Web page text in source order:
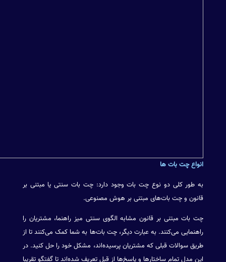
انواع چت بات ها
به طور کلی دو نوع چت بات وجود دارد: چت بات سنتی یا مبتنی بر
قانون و چت بات‌های مبتنی بر هوش مصنوعی.
چت بات مبتنی بر قانون مشابه الگوی سنتی میز راهنما، مشتریان را
راهنمایی می‌کنند. به عبارت دیگر، چت بات‌ها به شما کمک می‌کنند تا از
طریق سوالات قبلی که مشتریان پرسیده‌اند، مشکل خود را حل کنید. در
این مدل تمام ساختارها و پاسخ‌ها از قبل تعریف شده‌اند تا گفتگو تقریبا